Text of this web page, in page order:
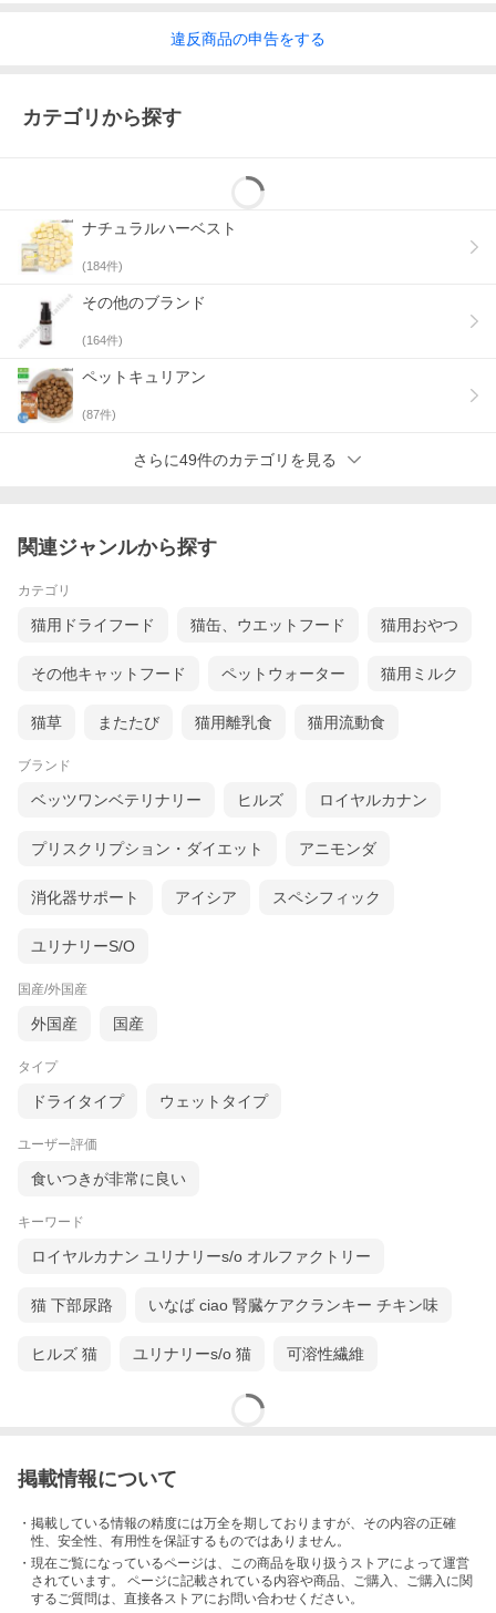
違反商品の申告をする
カテゴリから探す
ナチュラルハーベスト
(184件)
その他のブランド
(164件)
ペットキュリアン
(87件)
さらに49件のカテゴリを見る
関連ジャンルから探す
カテゴリ
猫用ドライフード 猫缶、ウエットフード 猫用おやつ
その他キャットフード ペットウォーター 猫用ミルク
猫草 またたび 猫用離乳食 猫用流動食
ブランド
ベッツワンベテリナリー ヒルズ ロイヤルカナン
プリスクリプション・ダイエット アニモンダ
消化器サポート アイシア スペシフィック
ユリナリーS/O
国産/外国産
外国産 国産
タイプ
ドライタイプ ウェットタイプ
ユーザー評価
食いつきが非常に良い
キーワード
ロイヤルカナン ユリナリーs/o オルファクトリー
猫 下部尿路 いなば ciao 腎臓ケアクランキー チキン味
ヒルズ 猫 ユリナリーs/o 猫 可溶性繊維
掲載情報について
・掲載している情報の精度には万全を期しておりますが、その内容の正確
性、安全性、有用性を保証するものではありません。
・現在ご覧になっているページは、この商品を取り扱うストアによって運営
されています。 ページに記載されている内容や商品、ご購入 、ご購入に関
するご質問は、直接各ストアにお問い合わせください。